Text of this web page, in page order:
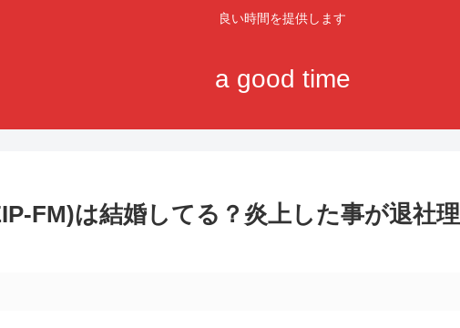
良い時間を提供します
a good time
FM)は結婚してる？炎上した事が退社理